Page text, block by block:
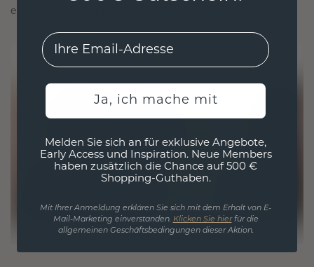
ethisch wie exquisit ist.
EMail
Ja, ich mache mit
Melden Sie sich an für exklusive Angebote,
Early Access und Inspiration. Neue Members
haben zusätzlich die Chance auf 500 €
Shopping-Guthaben.
Mit Ihrer Anmeldung erklären Sie sich mit dem Erhalt von E-
Mail-Marketing einverstanden. Klicken Sie hierfür die
allgemeinen Geschäftsbedingungen dieser Aktion.